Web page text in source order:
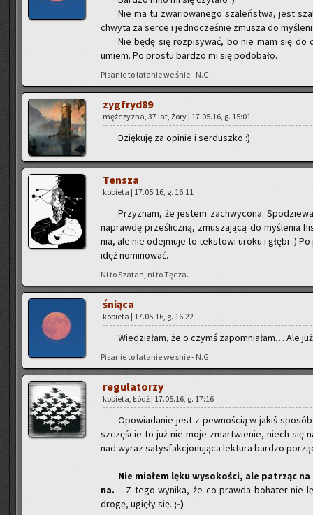
Nie ma tu zwa­rio­wa­ne­go sza­leń­stwa, jest
chwy­ta za serce i jed­no­cze­śnie zmu­sza do
Nie będę się roz­pi­sy­wać, bo nie mam się
umiem. Po pro­stu bar­dzo mi się po­do­ba­ło.
Pi­sa­nie to la­ta­nie we śnie - N.G.
zyg­fry­d89
męż­czy­zna, 37 lat, Żory | 17.05.16, g. 15:01
Dzię­ku­ję za opi­nie i ser­dusz­ko :)
Ten­sza
ko­bie­ta | 17.05.16, g. 16:11
Przy­znam, że je­stem za­chwy­co­na.
na­praw­dę prze­ślicz­ną, zmu­sza­ją­cą do my­śle­nia
nia, ale nie odej­mu­je to tek­sto­wi uroku i głębi :)
idęż no­mi­no­wać.
Ni to Sza­tan, ni to Tęcza.
śnią­ca
ko­bie­ta | 17.05.16, g. 16:22
Wie­dzia­łam, że o czymś za­po­mnia­łam… Ale
Pi­sa­nie to la­ta­nie we śnie - N.G.
re­gu­la­to­rzy
ko­bie­ta, Łódź | 17.05.16, g. 17:16
Opo­wia­da­nie jest z pew­no­ścią w jakiś
szczę­ście to już nie moje zmar­twie­nie, niech się
nad wyraz sa­tys­fak­cjo­nu­ją­ca lek­tu­ra bar­dzo
Nie mia­łem lęku wy­so­ko­ści, ale pa­trząc
na. – Z tego wy­ni­ka, że co praw­da bo­ha­ter nie
drogę, ugię­ły się. ;-)